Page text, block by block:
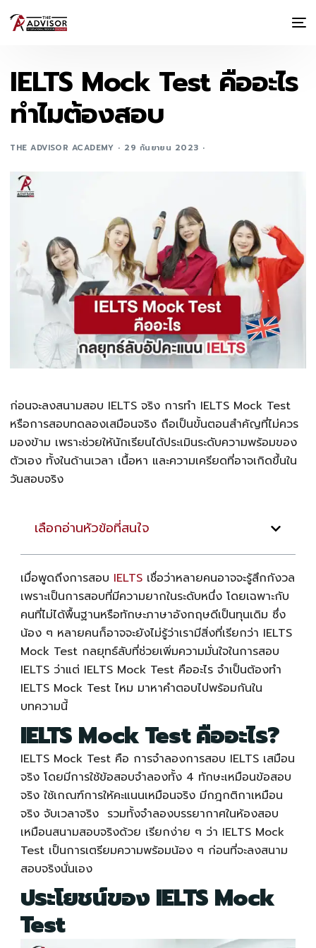
IELTS Mock Test คืออะไร
ทำไมต้องสอบ
THE ADVISOR ACADEMY 29 กันยายน 2023
ก่อนจะลงสนามสอบ IELTS จริง การทำ IELTS Mock Test
หรือการสอบทดลองเสมือนจริง ถือเป็นขั้นตอนสำคัญที่ไม่ควร
มองข้าม เพราะช่วยให้นักเรียนได้ประเมินระดับความพร้อมของ
ตัวเอง ทั้งในด้านเวลา เนื้อหา และความเครียดที่อาจเกิดขึ้นใน
วันสอบจริง
เลือกอ่านหัวข้อที่สนใจ
เมื่อพูดถึงการสอบ IELTSเชื่อว่าหลายคนอาจจะรู้สึกกังวล
เพราะเป็นการสอบที่มีความยากในระดับหนึ่ง โดยเฉพาะกับ
คนที่ไม่ได้พื้นฐานหรือทักษะภาษาอังกฤษดีเป็นทุนเดิม ซึ่ง
น้อง ๆ หลายคนก็อาจจะยังไม่รู้ว่าเรามีสิ่งที่เรียกว่า IELTS
Mock Testกลยุทธ์ลับที่ช่วยเพิ่มความมั่นใจในการสอบ
IELTS ว่าแต่ IELTS Mock Testคืออะไร จำเป็นต้องทำ
IELTS Mock Testไหม มาหาคำตอบไปพร้อมกันใน
บทความนี้
IELTS Mock Testคืออะไร?
IELTS Mock Testคือ การจำลองการสอบ IELTS เสมือน
จริง โดยมีการใช้ข้อสอบจำลองทั้ง 4 ทักษะเหมือนข้อสอบ
จริง ใช้เกณฑ์การให้คะแนนเหมือนจริง มีกฎกติกาเหมือน
จริง จับเวลาจริง รวมทั้งจำลองบรรยากาศในห้องสอบ
เหมือนสนามสอบจริงด้วย เรียกง่าย ๆ ว่า IELTS Mock
Testเป็นการเตรียมความพร้อมน้อง ๆ ก่อนที่จะลงสนาม
สอบจริงนั่นเอง
ประโยชน์ของIELTS Mock
Test